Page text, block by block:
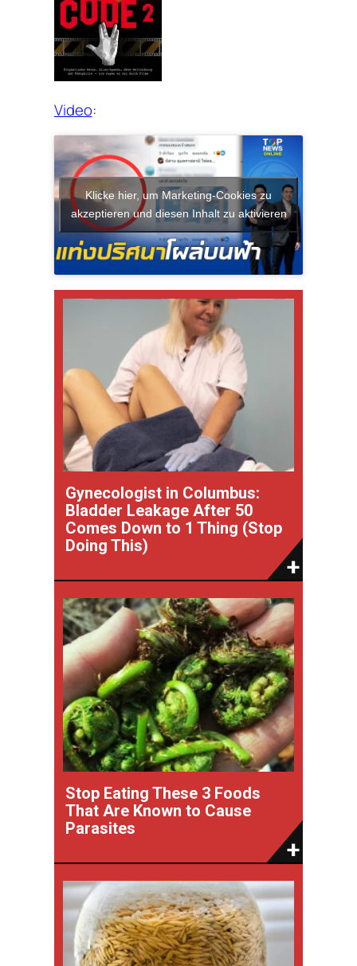
Video:
Klicke hier, um Marketing-Cookies zu
akzeptieren und diesen Inhalt zu aktivieren
Gynecologist in Columbus:
Bladder Leakage After 50
Comes Down to 1 Thing (Stop
Doing This)
Stop Eating These 3 Foods
That Are Known to Cause
Parasites